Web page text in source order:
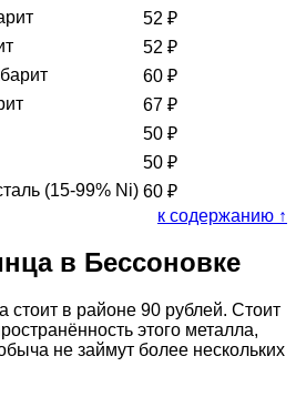
52 ₽
52 ₽
60 ₽
67 ₽
50 ₽
50 ₽
(15-99% Ni) 60 ₽
к содержанию ↑
в Бессоновке
стоит в районе 90 рублей. Стоит
этого металла,
не займут более нескольких